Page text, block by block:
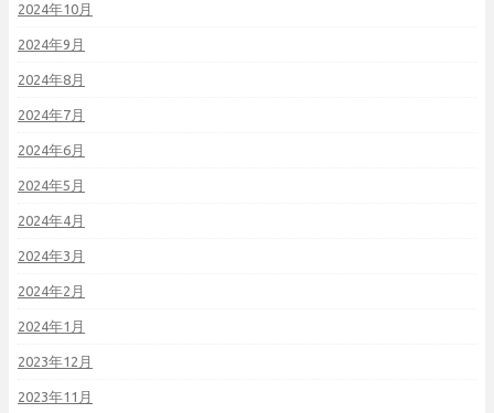
2024年10月
2024年9月
2024年8月
2024年7月
2024年6月
2024年5月
2024年4月
2024年3月
2024年2月
2024年1月
2023年12月
2023年11月